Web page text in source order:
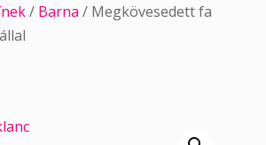
/ Barna / Megkövesedett fa